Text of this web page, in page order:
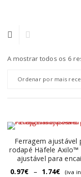
A mostrar todos os 6
Ordenar por mais
Ferragem ajustável
rodapé Häfele Axilo™
ajustável para
0.97€ – 1.74€ (iva